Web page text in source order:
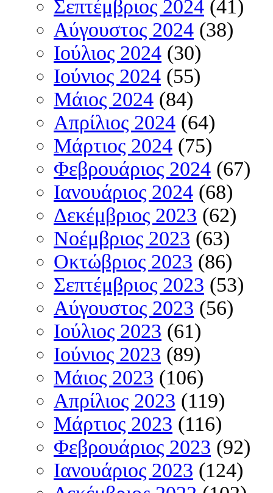
Σεπτέμβριος 2024 (41)
Αύγουστος 2024 (38)
Ιούλιος 2024 (30)
Ιούνιος 2024 (55)
Μάιος 2024 (84)
Απρίλιος 2024 (64)
Μάρτιος 2024 (75)
Φεβρουάριος 2024 (67)
Ιανουάριος 2024 (68)
Δεκέμβριος 2023 (62)
Νοέμβριος 2023 (63)
Οκτώβριος 2023 (86)
Σεπτέμβριος 2023 (53)
Αύγουστος 2023 (56)
Ιούλιος 2023 (61)
Ιούνιος 2023 (89)
Μάιος 2023 (106)
Απρίλιος 2023 (119)
Μάρτιος 2023 (116)
Φεβρουάριος 2023 (92)
Ιανουάριος 2023 (124)